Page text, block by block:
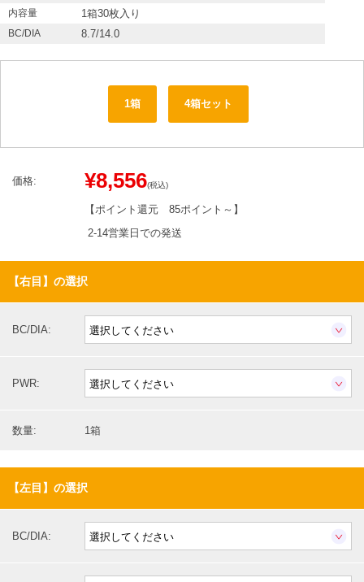
内容量 1箱30枚入り
BC/DIA 8.7/14.0
1箱 4箱セット
価格: ¥8,556(税込)
【ポイント還元 85ポイント～ 】
2-14営業日での発送
【右目】の選択
BC/DIA:
PWR:
数量: 1箱
【左目】の選択
BC/DIA: